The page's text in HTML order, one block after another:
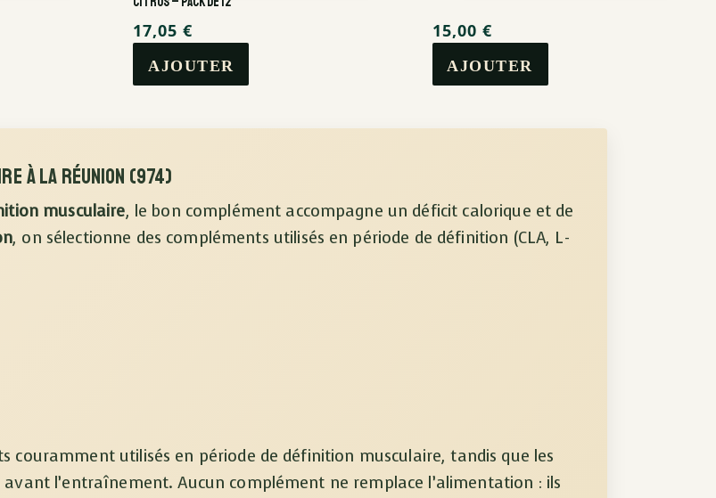
17,05€ 15,00 €
à La Réunion (974)
musculaire, le bon complément accompagne un déficit calorique et de
, on sélectionne des compléments utilisés en période de définition (CLA, L-
couramment utilisés en période de définition musculaire, tandis que les
l’entraînement. Aucun complément ne remplace l’alimentation : ils